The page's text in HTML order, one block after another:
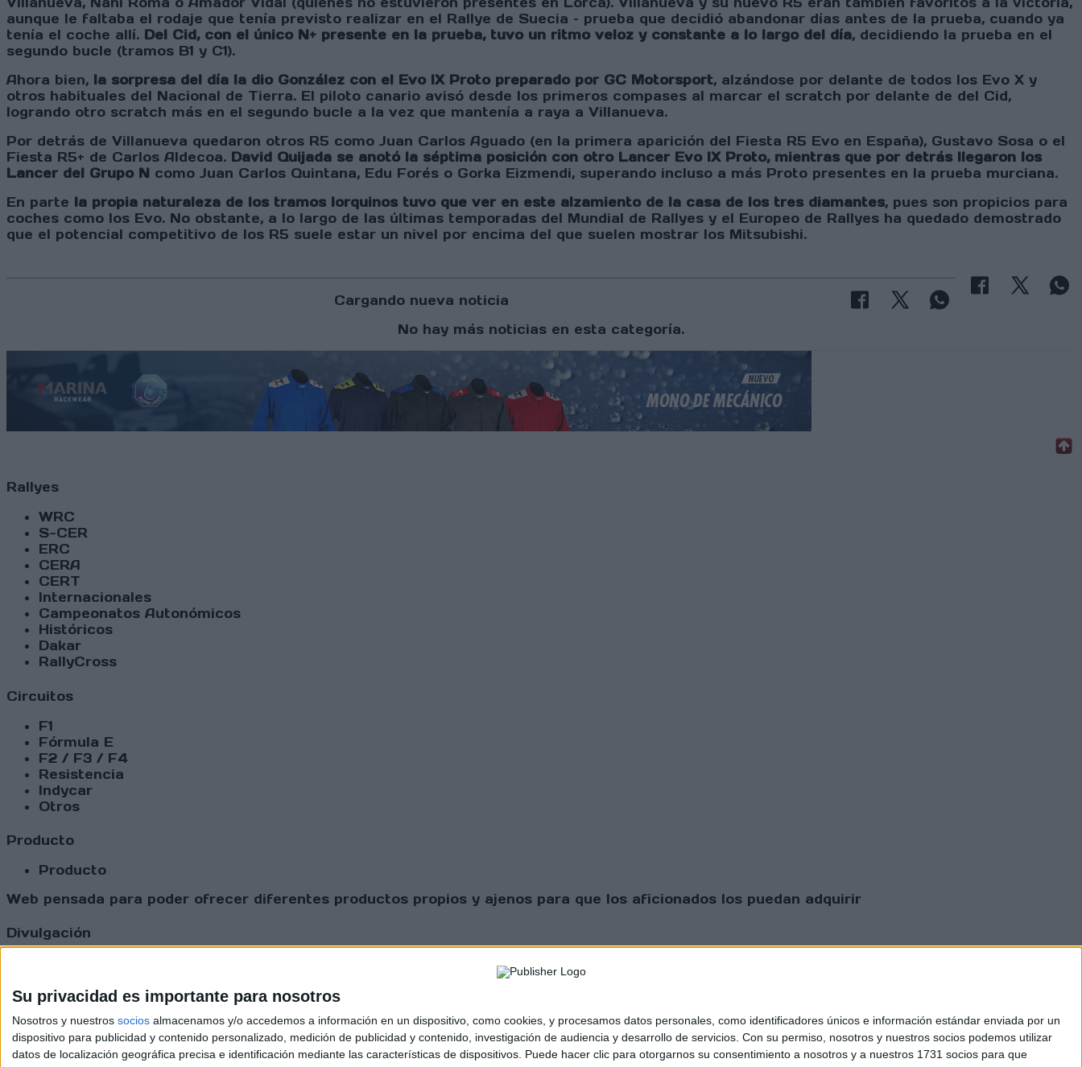
Su privacidad es importante para nosotros
Nosotros y nuestros socios almacenamos y/o accedemos a información en un dispositivo, como cookies, y procesamos datos personales, como identificadores únicos e información estándar enviada por un
dispositivo para publicidad y contenido personalizado, medición de publicidad y contenido, investigación de audiencia y desarrollo de servicios. Con su permiso, nosotros y nuestros socios podemos utilizar
datos de localización geográfica precisa e identificación mediante las características de dispositivos. Puede hacer clic para otorgarnos su consentimiento a nosotros y a nuestros 1731 socios para que
aunque le faltaba el rodaje que tenía previsto realizar en el Rallye de Suecia – prueba que decidió abandonar días antes de la prueba, cuando ya
tenía el coche allí. Del Cid, con el único N+ presente en la prueba, tuvo un ritmo veloz y constante a lo largo del día, decidiendo la prueba en el
segundo bucle (tramos B1 y C1).
Ahora bien, la sorpresa del día la dio González con el Evo IX Proto preparado por GC Motorsport, alzándose por delante de todos los Evo X y
otros habituales del Nacional de Tierra. El piloto canario avisó desde los primeros compases al marcar el scratch por delante de del Cid,
logrando otro scratch más en el segundo bucle a la vez que mantenía a raya a Villanueva.
Por detrás de Villanueva quedaron otros R5 como Juan Carlos Aguado (en la primera aparición del Fiesta R5 Evo en España), Gustavo Sosa o el
Fiesta R5+ de Carlos Aldecoa. David Quijada se anotó la séptima posición con otro Lancer Evo IX Proto, mientras que por detrás llegaron los
Lancer del Grupo N como Juan Carlos Quintana, Edu Forés o Gorka Eizmendi, superando incluso a más Proto presentes en la prueba murciana.
En parte la propia naturaleza de los tramos lorquinos tuvo que ver en este alzamiento de la casa de los tres diamantes, pues son propicios para
coches como los Evo. No obstante, a lo largo de las últimas temporadas del Mundial de Rallyes y el Europeo de Rallyes ha quedado demostrado
que el potencial competitivo de los R5 suele estar un nivel por encima del que suelen mostrar los Mitsubishi.
Cargando nueva noticia
No hay más noticias en esta categoría.
Rallyes
WRC
S-CER
ERC
CERA
CERT
Internacionales
Campeonatos Autonómicos
Históricos
Dakar
RallyCross
Circuitos
F1
Fórmula E
F2 / F3 / F4
Resistencia
Indycar
Otros
Producto
Producto
Web pensada para poder ofrecer diferentes productos propios y ajenos para que los aficionados los puedan adquirir
Divulgación
Comunicados
Vídeos (on boards)
Redes Sociales